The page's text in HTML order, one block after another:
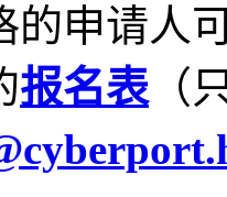
的申请人
报名表（